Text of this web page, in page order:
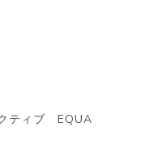
ティブ EQUA